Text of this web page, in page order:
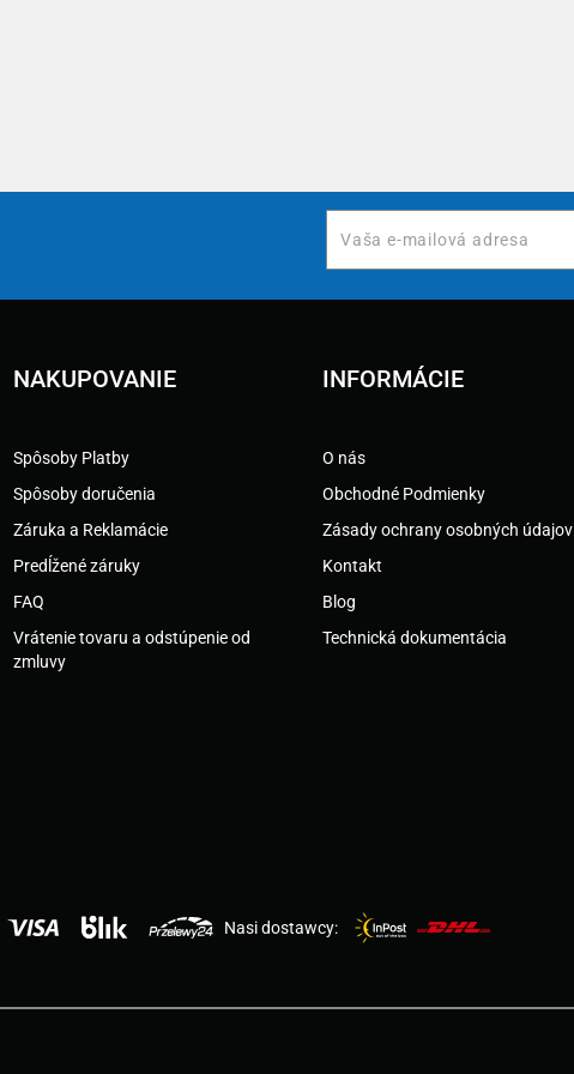
NAKUPOVANIE
Spôsoby Platby
Spôsoby doručenia
Záruka a Reklamácie
Predĺžené záruky
FAQ
Vrátenie tovaru a odstúpenie od
zmluvy
INFORMÁCIE
O nás
Obchodné Podmienky
Zásady ochrany osobných údajov
Kontakt
Blog
Technická dokumentácia
Nasi dostawcy: